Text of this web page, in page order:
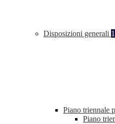
Disposizioni generali
Piano triennale
Piano